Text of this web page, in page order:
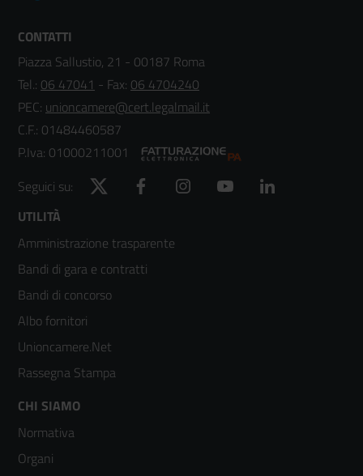
CONTATTI
Piazza Sallustio, 21 - 00187 Roma
Tel.: 06 47041 - Fax: 06 4704240
PEC: unioncamere@cert.legalmail.it
C.F.: 01484460587
P.Iva: 01000211001
Seguici su:
Twitter Facebook Instagram YouTube
Footer
menù
colonna
2
UTILITÀ
Amministrazione trasparente
Bandi di gara e contratti
Bandi di concorso
Albo fornitori
Unioncamere.Net
Rassegna Stampa
Footer
menù
CHI SIAMO
Normativa
Organi